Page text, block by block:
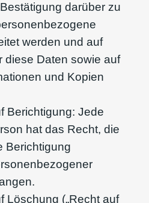
darüber zu
werden und auf
diese Daten sowie auf
und Kopien
Berichtigung: Jede
hat das Recht, die
Berichtigung
Löschung („Recht auf